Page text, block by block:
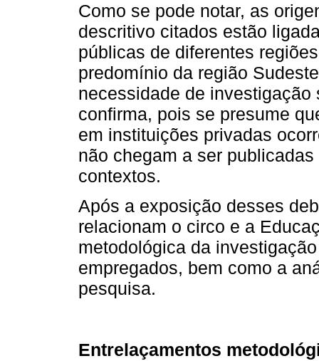
Como se pode notar, as
descritivo citados estão
públicas de diferentes
predomínio da região
necessidade de
confirma, pois se presume
em instituições privadas
não chegam a ser
contextos.
Após a exposição desses
relacionam o circo e a
metodológica da
empregados, bem como a
pesquisa.
Entrelaçamentos